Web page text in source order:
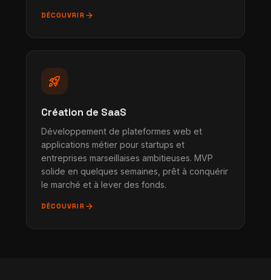
DÉCOUVRIR arrow_forward
rocket_launch
Création de SaaS
Développement de plateformes web et
applications métier pour startups et
entreprises marseillaises ambitieuses. MVP
solide en quelques semaines, prêt à conquérir
le marché et à lever des fonds.
DÉCOUVRIR arrow_forward